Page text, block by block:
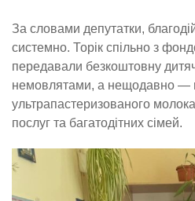
За словами депутатки,
системно. Торік спільно з
передавали безкоштовну
немовлятами, а нещодавно —
ультрапастеризованого
послуг та багатодітних сімей.